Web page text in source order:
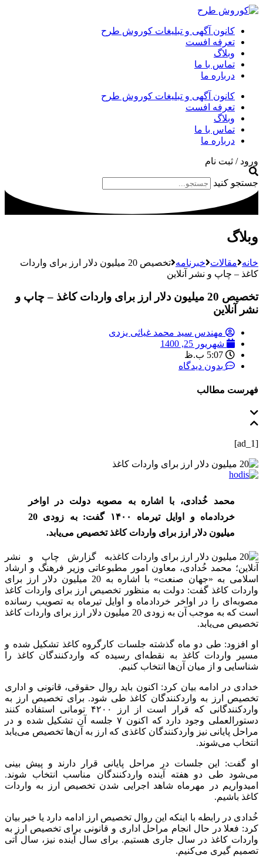
کانون آگهی و تبلیغات کوروش طرح
تعرفه افست
وبلاگ
تماس با ما
درباره ما
کانون آگهی و تبلیغات کوروش طرح
تعرفه افست
وبلاگ
تماس با ما
درباره ما
ورود / ثبت نام
جستجو کنید
وبلاگ
خانه مقالات خبرنامه
تخصیص 20 میلیون دلار ارز برای واردات
کاغذ – چاپ و نشر آنلاین
تخصیص 20 میلیون دلار ارز برای واردات کاغذ – چاپ و
نشر آنلاین
مهندس سید محمد غیاثی یزدی
شهریور 25, 1400
5:07 ب.ظ
بدون دیدگاه
فهرست مطالب
[ad_1]
محمد خُدادی، با اشاره به مصوبه دولت در اواخر
خردادماه و اوایل تیرماه ۱۴۰۰ گفت: به زودی 20
میلیون دلار ارز برای واردات کاغذ تخصیص می‌یابد.
به گزارش چاپ و نشر
آنلاین؛ محمد خُدادی، معاون امور مطبوعاتی وزیر فرهنگ و ارشاد
اسلامی به «جهان صنعت» با اشاره به 20 میلیون دلار ارز برای
واردات کاغذ گفت: دولت به منظور تخصیص ارز برای واردات کاغذ
مصوبه‌ای را در اواخر خردادماه و اوایل تیرماه به تصویب رسانده
است که به موجب آن به زودی 20 میلیون دلار ارز برای واردات کاغذ
تخصیص می‌یابد.
او افزود: طی دو ماه گذشته جلسات کارگروه کاغذ تشکیل شده و
مسیر واردات کاغذ به نقطه‌ای رسیده که واردکنندگان کاغذ را
شناسایی و از میان آن‌ها انتخاب کنیم.
خدادی در ادامه بیان کرد: اکنون باید روال حقوقی، قانونی و اداری
تخصیص ارز به واردکنندگان کاغذ طی شود. برای تخصیص ارز به
واردکنندگانی که قرار است از ارز ۴۲۰۰ تومانی استفاده کنند
دستورالعملی وجود دارد که اکنون ۷ جلسه آن تشکیل شده و در
مراحل پایانی نیز واردکنندگان کاغذی که ارز به آن‌ها تخصیص می‌یابد
انتخاب می‌شوند.
او گفت: این جلسات در مراحل پایانی قرار دارند و پیش بینی
می‌شود طی دو هفته آینده واردکنندگان مناسب انتخاب شوند.
امیدواریم در مهرماه شاهد اجرایی شدن تخصیص ارز به واردات
کاغذ باشیم.
خُدادی در رابطه با اینکه این روال تخصیص ارز ادامه دارد یا خیر بیان
کرد: فعلا در حال انجام مراحل اداری و قانونی برای تخصیص ارز به
واردات کاغذ در سال جاری هستیم. برای سال آینده نیز، سال آتی
تصمیم گیری می‌کنیم.